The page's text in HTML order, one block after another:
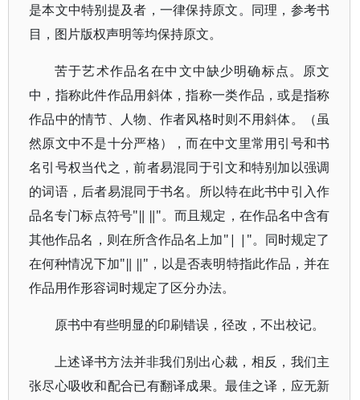
是本文中特别提及者，一律保持原文。同理，参考书
目，图片版权声明等均保持原文。
苦于艺术作品名在中文中缺少明确标点。原文
中，指称此件作品用斜体，指称一类作品，或是指称
作品中的情节、人物、作者风格时则不用斜体。（虽
然原文中不是十分严格），而在中文里常用引号和书
名引号权当代之，前者易混同于引文和特别加以强调
的词语，后者易混同于书名。所以特在此书中引入作
品名专门标点符号"‖ ‖"。而且规定，在作品名中含有
其他作品名，则在所含作品名上加"| |"。同时规定了
在何种情况下加"‖ ‖"，以是否表明特指此作品，并在
作品用作形容词时规定了区分办法。
原书中有些明显的印刷错误，径改，不出校记。
上述译书方法并非我们别出心裁，相反，我们主
张尽心吸收和配合已有翻译成果。最佳之译，应无新